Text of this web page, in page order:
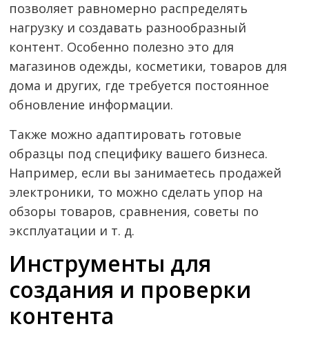
позволяет равномерно распределять
нагрузку и создавать разнообразный
контент. Особенно полезно это для
магазинов одежды, косметики, товаров для
дома и других, где требуется постоянное
обновление информации.
Также можно адаптировать готовые
образцы под специфику вашего бизнеса.
Например, если вы занимаетесь продажей
электроники, то можно сделать упор на
обзоры товаров, сравнения, советы по
эксплуатации и т. д.
Инструменты для
создания и проверки
контента